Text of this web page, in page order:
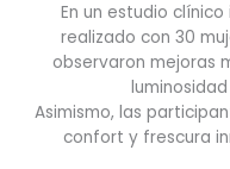
En un estudio
realizado con 30
observaron mejoras
Asimismo, las
confort y frescura